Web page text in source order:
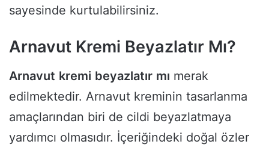
sayesinde kurtulabilirsiniz.
Arnavut Kremi Beyazlatır Mı?
Arnavut kremi beyazlatır mı merak
edilmektedir. Arnavut kreminin tasarlanma
amaçlarından biri de cildi beyazlatmaya
yardımcı olmasıdır. İçeriğindeki doğal özler